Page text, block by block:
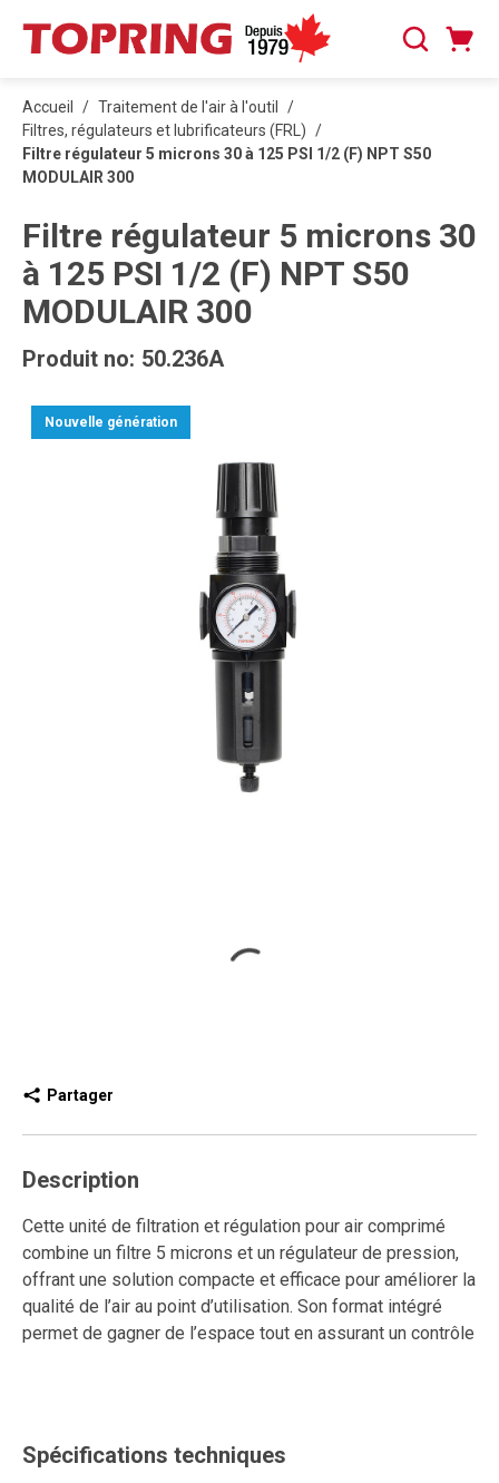
PASSER AU CONTENU PRINCIPAL
Recherche
Accueil / Traitement de l'air à l'outil
/
Filtres, régulateurs et lubrificateurs (FRL) /
Filtre régulateur 5 microns 30 à 125 PSI 1/2 (F) NPT S50
MODULAIR 300
Filtre régulateur 5 microns 30
à 125 PSI 1/2 (F) NPT S50
MODULAIR 300
Produit no: 50.236A
Nouvelle génération
Partager
Description
Cette unité de filtration et régulation pour air comprimé
combine un filtre 5 microns et un régulateur de pression,
offrant une solution compacte et efficace pour améliorer la
qualité de l’air au point d’utilisation. Son format intégré
permet de gagner de l’espace tout en assurant un contrôle
évacuation autonome et continue des condensats,
Spécifications techniques